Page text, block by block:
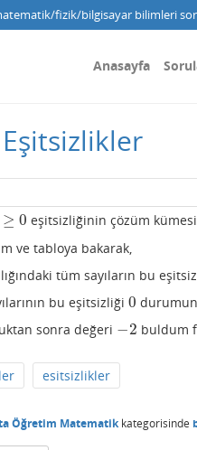
fizik/bilgisayar bilimleri
Anasayfa
≥ 0 eşitsizliğinin çözüm
ve tabloya bakarak,
tüm sayıların bu
bu eşitsizliği 0
0
sonra değeri −2
−2 buldum
esitsizlikler
Öğretim Matematikkategorisinde